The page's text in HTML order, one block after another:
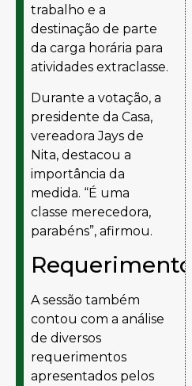
trabalho e a
destinação de parte
da carga horária para
atividades extraclasse.
Durante a votação, a
presidente da Casa,
vereadora Jays de
Nita, destacou a
importância da
medida. “É uma
classe merecedora,
parabéns”, afirmou.
Requerimentos
A sessão também
contou com a análise
de diversos
requerimentos
apresentados pelos